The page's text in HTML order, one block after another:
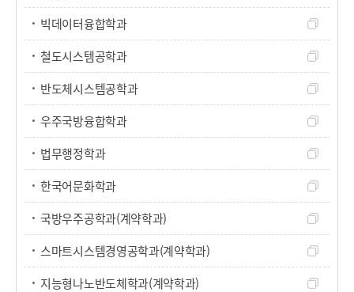
빅데이터융합학과
철도시스템공학과
반도체시스템공학과
우주국방융합학과
법무행정학과
한국어문화학과
국방우주공학과(계약학과)
스마트시스템경영공학과(계약학과)
지능형나노반도체학과(계약학과)